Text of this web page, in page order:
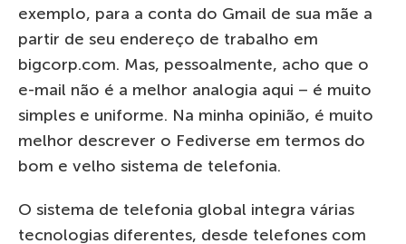
exemplo, para a conta do Gmail de sua mãe a
partir de seu endereço de trabalho em
bigcorp.com. Mas, pessoalmente, acho que o
e-mail não é a melhor analogia aqui – é muito
simples e uniforme. Na minha opinião, é muito
melhor descrever o Fediverse em termos do
bom e velho sistema de telefonia.
O sistema de telefonia global integra várias
tecnologias diferentes, desde telefones com